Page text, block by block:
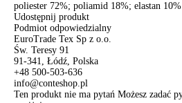
poliester 72%; poliamid 18%; elastan 10%
Udostępnij produkt
Podmiot odpowiedzialny
EuroTrade Tex Sp z o.o.
Św. Teresy 91
91-341, Łódź, Polska
+48 500-503-636
info@conteshop.pl
Ten produkt nie ma pytań Możesz zadać